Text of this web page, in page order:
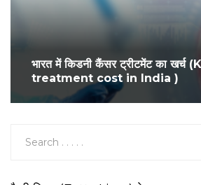
भारत में किडनी कैंसर ट्रीटमेंट का
treatment cost in India )